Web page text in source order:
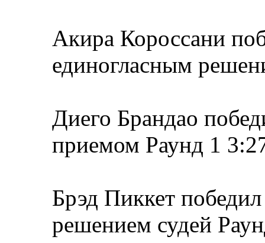
Акира Короссани
единогласным
Диего Брандао
приемом Раунд 1
Брэд Пиккет
решением судей